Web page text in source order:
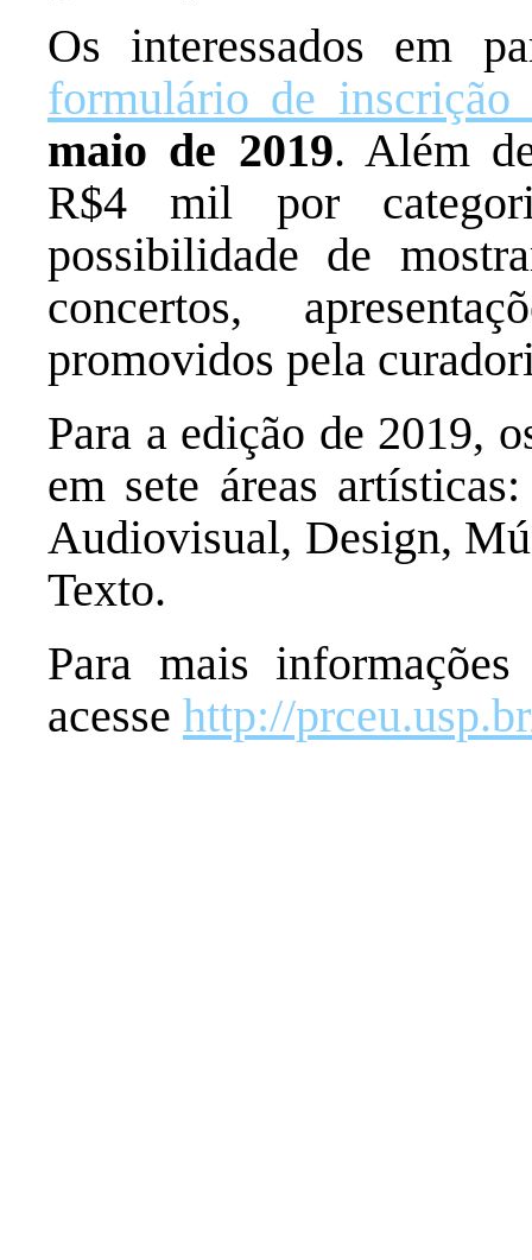
Os interessados em
formulário de inscrição
maio de 2019. Além
R$4 mil por
possibilidade de
concertos,
promovidos pela
Para a edição de 2019,
em sete áreas
Audiovisual, Design,
Texto.
Para mais
acesse http://